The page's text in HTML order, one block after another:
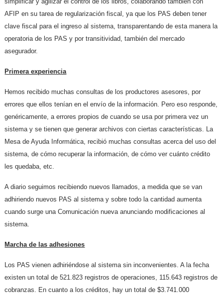
AFIP en su tarea de regularización fiscal, ya que los PAS deben tener
clave fiscal para el ingreso al sistema, transparentando de esta manera la
operatoria de los PAS y por transitividad, también del mercado
asegurador.
Primera experiencia
Hemos recibido muchas consultas de los productores asesores, por
errores que ellos tenían en el envío de la información. Pero eso responde,
genéricamente, a errores propios de cuando se usa por primera vez un
sistema y se tienen que generar archivos con ciertas características. La
Mesa de Ayuda Informática, recibió muchas consultas acerca del uso del
sistema, de cómo recuperar la información, de cómo ver cuánto crédito
les quedaba, etc.
A diario seguimos recibiendo nuevos llamados, a medida que se van
adhiriendo nuevos PAS al sistema y sobre todo la cantidad aumenta
cuando surge una Comunicación nueva anunciando modificaciones al
sistema.
Marcha de las adhesiones
Los PAS vienen adhiriéndose al sistema sin inconvenientes. A la fecha
existen un total de 521.823 registros de operaciones, 115.643 registros de
cobranzas. En cuanto a los créditos, hay un total de $3.741.000